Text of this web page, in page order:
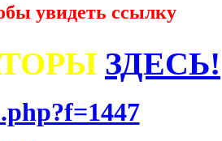
увидеть ссылку
ЗДЕСЬ!